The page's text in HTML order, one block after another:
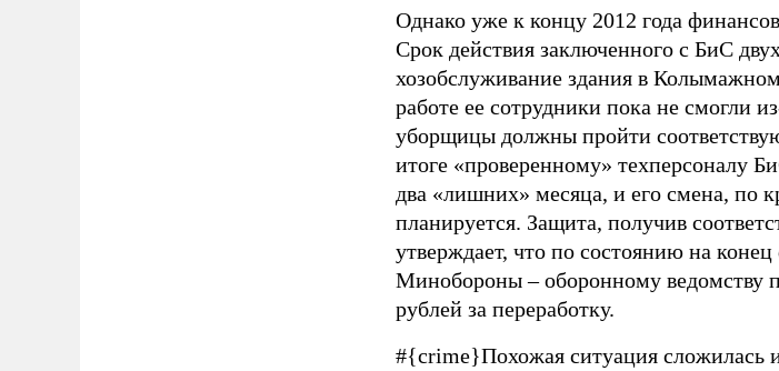
Однако уже к концу 2012 года
Срок действия заключенного с БиС
хозобслуживание здания в
работе ее сотрудники пока не смогли
уборщицы должны пройти
итоге «проверенному» техперсоналу
два «лишних» месяца, и его смена, по
планируется. Защита, получив
утверждает, что по состоянию на
Минобороны – оборонному ведомству
рублей за переработку.
#{crime}Похожая ситуация сложилась